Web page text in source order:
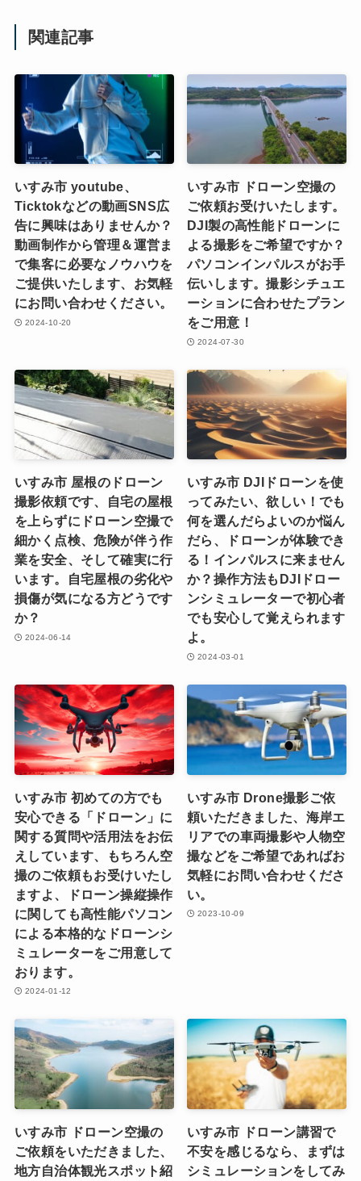
関連記事
いすみ市 youtube、
Ticktokなどの動画SNS広
告に興味はありませんか？
動画制作から管理＆運営ま
で集客に必要なノウハウを
ご提供いたします、お気軽
にお問い合わせください。
2024-10-20
いすみ市 ドローン空撮の
ご依頼お受けいたします。
DJI製の高性能ドローンに
よる撮影をご希望ですか？
パソコンインパルスがお手
伝いします。撮影シチュエ
ーションに合わせたプラン
をご用意！
2024-07-30
いすみ市 屋根のドローン
撮影依頼です、自宅の屋根
を上らずにドローン空撮で
細かく点検、危険が伴う作
業を安全、そして確実に行
います。自宅屋根の劣化や
損傷が気になる方どうです
か？
2024-06-14
いすみ市 DJIドローンを使
ってみたい、欲しい！でも
何を選んだらよいのか悩ん
だら、ドローンが体験でき
る！インパルスに来ません
か？操作方法もDJIドロー
ンシミュレーターで初心者
でも安心して覚えられます
よ。
2024-03-01
いすみ市 初めての方でも
安心できる「ドローン」に
関する質問や活用法をお伝
えしています、もちろん空
撮のご依頼もお受けいたし
ますよ、ドローン操縦操作
に関しても高性能パソコン
による本格的なドローンシ
ミュレーターをご用意して
おります。
2024-01-12
いすみ市 Drone撮影ご依
頼いただきました、海岸エ
リアでの車両撮影や人物空
撮などをご希望であればお
気軽にお問い合わせくださ
い。
2023-10-09
いすみ市 ドローン空撮の
ご依頼をいただきました、
地方自治体観光スポット紹
いすみ市 ドローン講習で
不安を感じるなら、まずは
シミュレーションをしてみ